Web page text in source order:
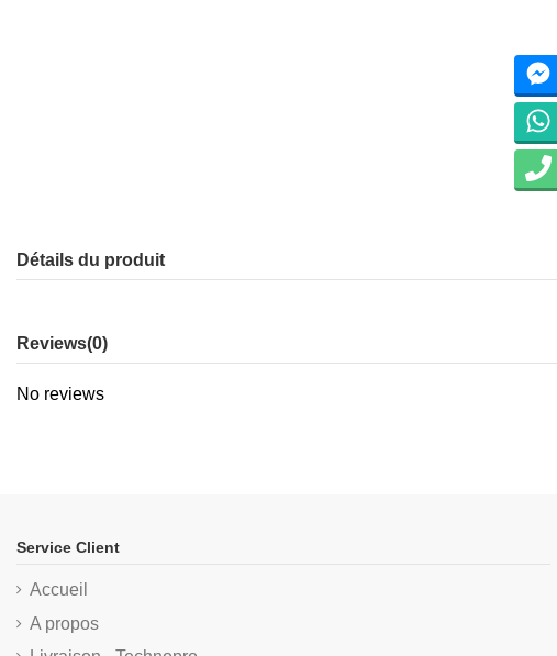
Détails du produit
Reviews(0)
No reviews
Service Client
Accueil
A propos